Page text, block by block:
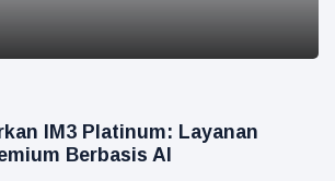
IM3 Platinum: Layanan
Berbasis AI